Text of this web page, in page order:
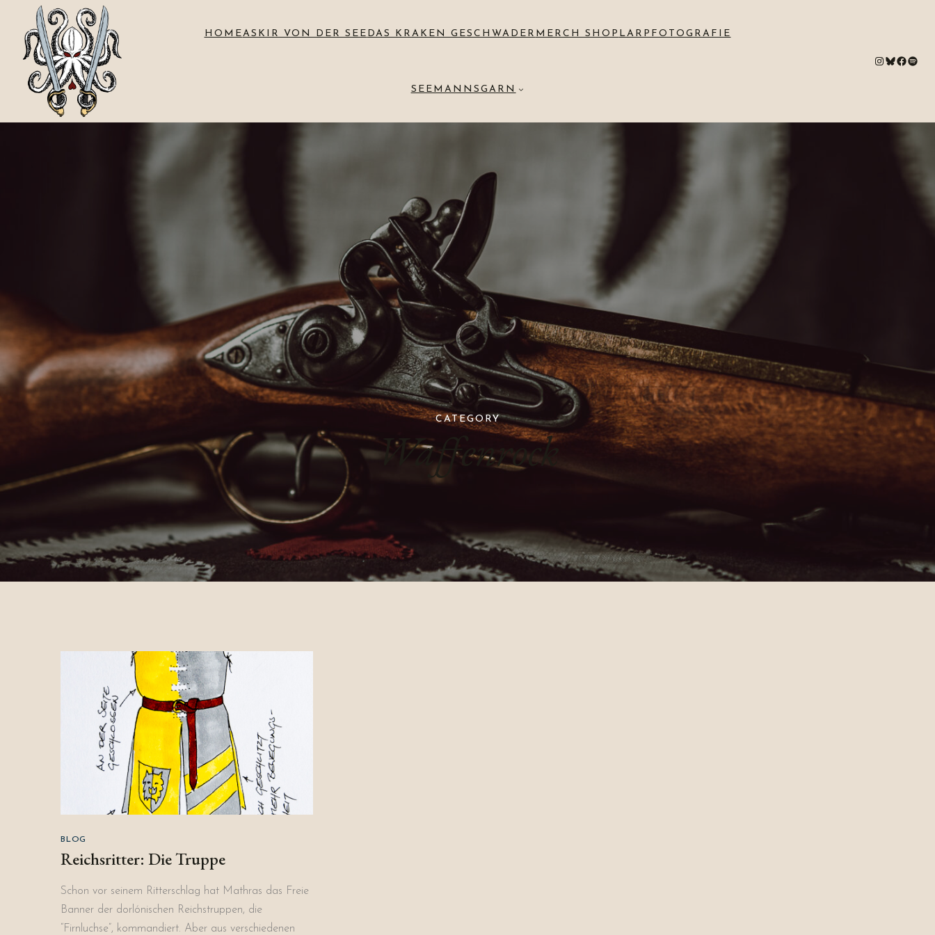
HOMEASKIR VON DER SEE DAS KRAKEN GESCHWADER MERCH SHOP LARPFOTOGRAFIE
SEEMANNSGARN
# Bluesky # Spotify
CATEGORY
Waffenrock
BLOG
Reichsritter: Die Truppe
Schon vor seinem Ritterschlag hat Mathras das Freie
Banner der dorlónischen Reichstruppen, die
“Firnluchse”, kommandiert. Aber aus verschiedenen